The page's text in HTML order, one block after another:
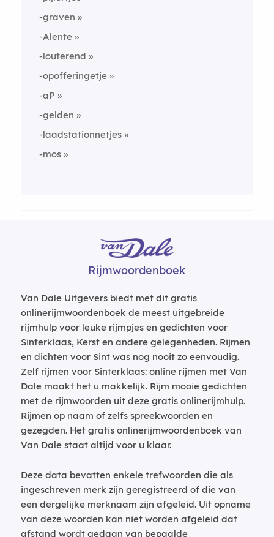
-graven
-Alente
-louterend
-opofferingetje
-aP
-gelden
-laadstationnetjes
-mos
Rijmwoordenboek
Van Dale Uitgevers biedt met dit gratis
onlinerijmwoordenboek de meest uitgebreide
rijmhulp voor leuke rijmpjes en gedichten voor
Sinterklaas, Kerst en andere gelegenheden. Rijmen
en dichten voor Sint was nog nooit zo eenvoudig.
Zelf rijmen voor Sinterklaas: online rijmen met Van
Dale maakt het u makkelijk. Rijm mooie gedichten
met de rijmwoorden uit deze gratis onlinerijmhulp.
Rijmen op naam of zelfs spreekwoorden en
gezegden. Het gratis onlinerijmwoordenboek van
Van Dale staat altijd voor u klaar.
Deze data bevatten enkele trefwoorden die als
ingeschreven merk zijn geregistreerd of die van
een dergelijke merknaam zijn afgeleid. Uit opname
van deze woorden kan niet worden afgeleid dat
afstand wordt gedaan van bepaalde